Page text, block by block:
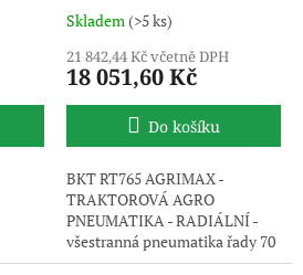
Skladem(>5 ks)
21 842,44 Kč včetně DPH
18 051,60 Kč
Do košíku
BKT RT765 AGRIMAX -
TRAKTOROVÁ AGRO
PNEUMATIKA - RADIÁLNÍ -
všestranná pneumatika řady 70
s vysokým komfortem na silnici